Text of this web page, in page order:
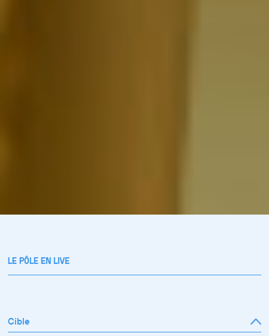
LE PÔLE EN LIVE
Cible